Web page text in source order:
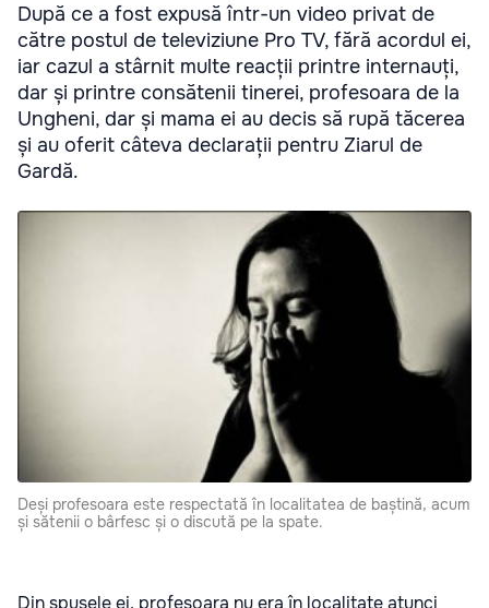
După ce a fost expusă într-un video privat de
către postul de televiziune Pro TV, fără acordul ei,
iar cazul a stârnit multe reacții printre internauți,
dar și printre consătenii tinerei, profesoara de la
Ungheni, dar și mama ei au decis să rupă tăcerea
și au oferit câteva declarații pentru Ziarul de
Gardă.
Deși profesoara este respectată în localitatea de baștină, acum
și sătenii o bârfesc și o discută pe la spate.